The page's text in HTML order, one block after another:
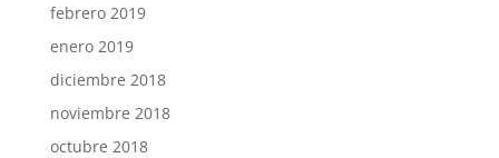
febrero 2019
enero 2019
diciembre 2018
noviembre 2018
octubre 2018